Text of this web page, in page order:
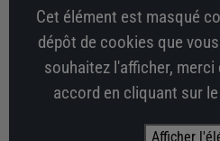
Cet élément est masqué
dépôt de cookies que
souhaitez l'afficher,
accord en cliquant sur
Afficher